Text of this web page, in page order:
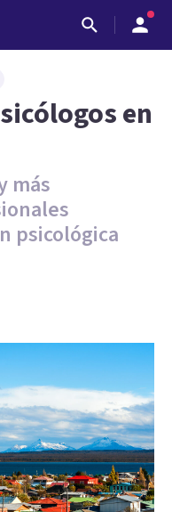
en
más
psicológica